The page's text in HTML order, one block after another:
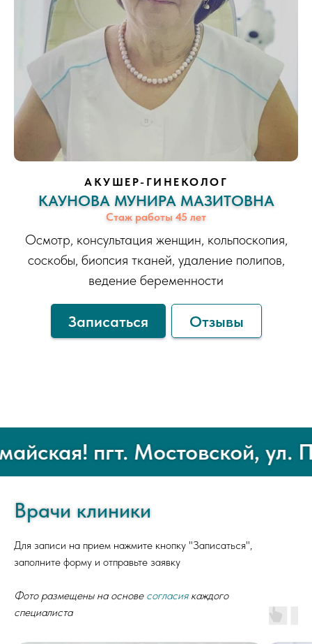
АКУШЕР-ГИНЕКОЛОГ
КАУНОВА МУНИРА МАЗИТОВНА
Стаж работы 45 лет
Осмотр, консультация женщин, кольпоскопия,
соскобы, биопсия тканей, удаление полипов,
ведение беременности
Записаться Отзывы
пгт. Мостовской, ул.
Врачи клиники
Для записи на прием нажмите кнопку "Записаться",
заполните форму и отправьте заявку
Фото размещены на основе согласиякаждого
специалиста